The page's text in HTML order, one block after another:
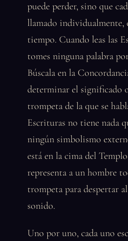
puede perder, sino que
llamado individualmente,
tiempo. Cuando leas las
tomes ninguna palabra
Búscala en la
determinar el significado
trompeta de la que se
Escrituras no tiene nada
ningún simbolismo
está en la cima del
representa a un hombre
trompeta para despertar
sonido.
Uno por uno, cada uno